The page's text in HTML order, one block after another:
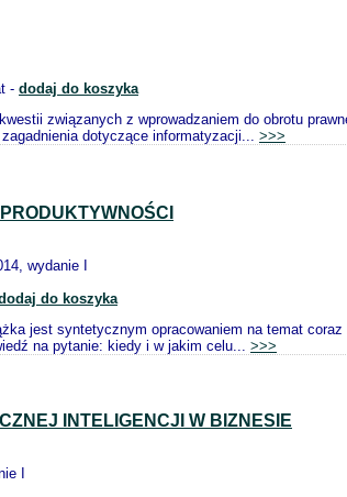
- dodaj do koszyka
związanych z wprowadzaniem do obrotu
dotyczące informatyzacji... >>>
wydanie I
do koszyka
jest syntetycznym opracowaniem na temat
na pytanie: kiedy i w jakim celu... >>>
INTELIGENCJI W BIZNESIE
I